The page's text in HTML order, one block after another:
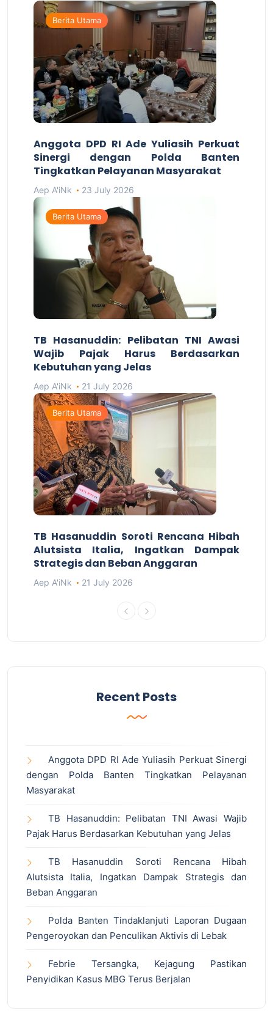
Berita Utama
Anggota DPD RI Ade Yuliasih Perkuat
Sinergi dengan Polda Banten
Tingkatkan Pelayanan Masyarakat
Aep A'iNk 23 July 2026
Berita Utama
TB Hasanuddin: Pelibatan TNI Awasi
Wajib Pajak Harus Berdasarkan
Kebutuhan yang Jelas
Aep A'iNk 21 July 2026
Berita Utama
TB Hasanuddin Soroti Rencana Hibah
Alutsista Italia, Ingatkan Dampak
Strategis dan Beban Anggaran
Aep A'iNk 21 July 2026
Recent Posts
Anggota DPD RI Ade Yuliasih Perkuat Sinergi
dengan Polda Banten Tingkatkan Pelayanan
Masyarakat
TB Hasanuddin: Pelibatan TNI Awasi Wajib
Pajak Harus Berdasarkan Kebutuhan yang Jelas
TB Hasanuddin Soroti Rencana Hibah
Alutsista Italia, Ingatkan Dampak Strategis dan
Beban Anggaran
Polda Banten Tindaklanjuti Laporan Dugaan
Pengeroyokan dan Penculikan Aktivis di Lebak
Febrie Tersangka, Kejagung Pastikan
Penyidikan Kasus MBG Terus Berjalan